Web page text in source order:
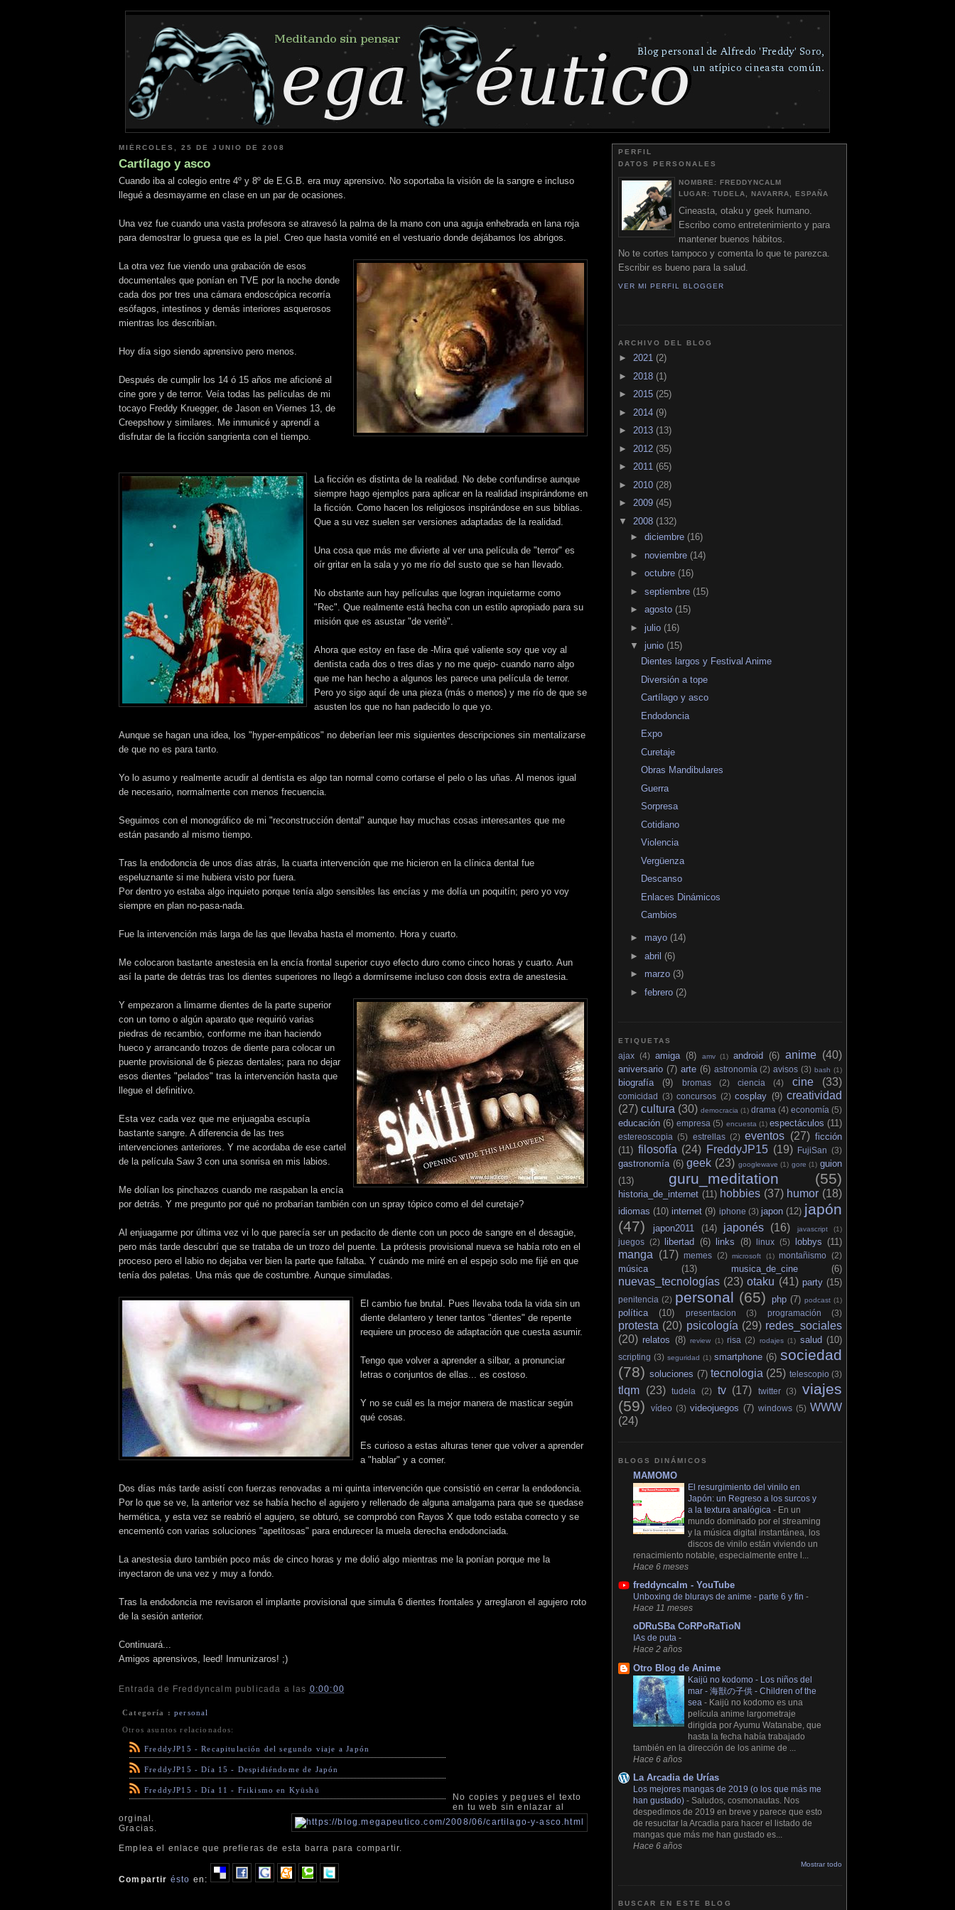
MIÉRCOLES, 25 DE JUNIO DE 2008
Cartílago y asco
Cuando iba al colegio entre 4º y 8º de E.G.B. era muy aprensivo. No soportaba la visión de la sangre e incluso
llegué a desmayarme en clase en un par de ocasiones.
Una vez fue cuando una vasta profesora se atravesó la palma de la mano con una aguja enhebrada en lana roja
para demostrar lo gruesa que es la piel. Creo que hasta vomité en el vestuario donde dejábamos los abrigos.
La otra vez fue viendo una grabación de esos
documentales que ponían en TVE por la noche donde
cada dos por tres una cámara endoscópica recorría
esófagos, intestinos y demás interiores asquerosos
mientras los describían.
Hoy día sigo siendo aprensivo pero menos.
Después de cumplir los 14 ó 15 años me aficioné al
cine gore y de terror. Veía todas las películas de mi
tocayo Freddy Kruegger, de Jason en Viernes 13, de
Creepshow y similares. Me inmunicé y aprendí a
disfrutar de la ficción sangrienta con el tiempo.
La ficción es distinta de la realidad. No debe confundirse aunque
siempre hago ejemplos para aplicar en la realidad inspirándome en
la ficción. Como hacen los religiosos inspirándose en sus biblias.
Que a su vez suelen ser versiones adaptadas de la realidad.
Una cosa que más me divierte al ver una película de "terror" es
oír gritar en la sala y yo me río del susto que se han llevado.
No obstante aun hay películas que logran inquietarme como
"Rec". Que realmente está hecha con un estilo apropiado para su
misión que es asustar "de veritè".
Ahora que estoy en fase de -Mira qué valiente soy que voy al
dentista cada dos o tres días y no me quejo- cuando narro algo
que me han hecho a algunos les parece una película de terror.
Pero yo sigo aquí de una pieza (más o menos) y me río de que se
asusten los que no han padecido lo que yo.
Aunque se hagan una idea, los "hyper-empáticos" no deberían leer mis siguientes descripciones sin mentalizarse
de que no es para tanto.
Yo lo asumo y realmente acudir al dentista es algo tan normal como cortarse el pelo o las uñas. Al menos igual
de necesario, normalmente con menos frecuencia.
Seguimos con el monográfico de mi "reconstrucción dental" aunque hay muchas cosas interesantes que me
están pasando al mismo tiempo.
Tras la endodoncia de unos días atrás, la cuarta intervención que me hicieron en la clínica dental fue
espeluznante si me hubiera visto por fuera.
Por dentro yo estaba algo inquieto porque tenía algo sensibles las encías y me dolía un poquitín; pero yo voy
siempre en plan no-pasa-nada.
Fue la intervención más larga de las que llevaba hasta el momento. Hora y cuarto.
Me colocaron bastante anestesia en la encía frontal superior cuyo efecto duro como cinco horas y cuarto. Aun
así la parte de detrás tras los dientes superiores no llegó a dormírseme incluso con dosis extra de anestesia.
Y empezaron a limarme dientes de la parte superior
con un torno o algún aparato que requirió varias
piedras de recambio, conforme me iban haciendo
hueco y arrancando trozos de diente para colocar un
puente provisional de 6 piezas dentales; para no dejar
esos dientes "pelados" tras la intervención hasta que
llegue el definitivo.
Esta vez cada vez que me enjuagaba escupía
bastante sangre. A diferencia de las tres
intervenciones anteriores. Y me acordaba de ese cartel
de la película Saw 3 con una sonrisa en mis labios.
Me dolían los pinchazos cuando me raspaban la encía
por detrás. Y me pregunto por qué no probarían también con un spray tópico como el del curetaje?
Al enjuagarme por última vez vi lo que parecía ser un pedacito de diente con un poco de sangre en el desagüe,
pero más tarde descubrí que se trataba de un trozo del puente. La prótesis provisional nueva se había roto en el
proceso pero el labio no dejaba ver bien la parte que faltaba. Y cuándo me miré en el espejo solo me fijé en que
tenía dos paletas. Una más que de costumbre. Aunque simuladas.
El cambio fue brutal. Pues llevaba toda la vida sin un
diente delantero y tener tantos "dientes" de repente
requiere un proceso de adaptación que cuesta asumir.
Tengo que volver a aprender a silbar, a pronunciar
letras o conjuntos de ellas... es costoso.
Y no se cuál es la mejor manera de masticar según
qué cosas.
Es curioso a estas alturas tener que volver a aprender
a "hablar" y a comer.
Dos días más tarde asistí con fuerzas renovadas a mi quinta intervención que consistió en cerrar la endodoncia.
Por lo que se ve, la anterior vez se había hecho el agujero y rellenado de alguna amalgama para que se quedase
hermética, y esta vez se reabrió el agujero, se obturó, se comprobó con Rayos X que todo estaba correcto y se
encementó con varias soluciones "apetitosas" para endurecer la muela derecha endodonciada.
La anestesia duro también poco más de cinco horas y me dolió algo mientras me la ponían porque me la
inyectaron de una vez y muy a fondo.
Tras la endodoncia me revisaron el implante provisional que simula 6 dientes frontales y arreglaron el agujero roto
de la sesión anterior.
Continuará...
Amigos aprensivos, leed! Inmunizaros! ;)
Entrada de Freddyncalm publicada a las 0:00:00
Categoría :personal
Otros asuntos relacionados:
FreddyJP15 - Recapitulación del segundo viaje a Japón
FreddyJP15 - Día 15 - Despidiéndome de Japón
FreddyJP15 - Día 11 - Frikismo en Kyūshū
No copies y pegues el texto
en tu web sin enlazar al
orginal.
Gracias.
Emplea el enlace que prefieras de esta barra para compartir.
Compartir ésto en:
PERFIL
DATOS PERSONALES
NOMBRE: FREDDYNCALM
LUGAR: TUDELA, NAVARRA, ESPAÑA
Cineasta, otaku y geek humano.
Escribo como entretenimiento y para
mantener buenos hábitos.
No te cortes tampoco y comenta lo que te parezca.
Escribir es bueno para la salud.
VER MI PERFIL BLOGGER
ARCHIVO DEL BLOG
► 2021 (2)
► 2018 (1)
► 2015 (25)
► 2014 (9)
► 2013 (13)
► 2012 (35)
► 2011 (65)
► 2010 (28)
► 2009 (45)
▼ 2008 (132)
► diciembre (16)
► noviembre (14)
► octubre (16)
► septiembre (15)
► agosto (15)
► julio (16)
▼ junio (15)
Dientes largos y Festival Anime
Diversión a tope
Cartílago y asco
Endodoncia
Expo
Curetaje
Obras Mandibulares
Guerra
Sorpresa
Cotidiano
Violencia
Vergüenza
Descanso
Enlaces Dinámicos
Cambios
► mayo (14)
► abril (6)
► marzo (3)
► febrero (2)
ETIQUETAS
ajax (4) amiga (8) amv (1) android (6) anime (40)
aniversario (7) arte (6) astronomía (2) avisos (3) bash (1)
biografía (9) bromas (2) ciencia (4) cine (33)
comicidad (3) concursos (2) cosplay (9) creatividad
(27) cultura (30) democracia (1) drama (4) economía (5)
educación (6) empresa (5) encuesta (1) espectáculos (11)
estereoscopia (5) estrellas (2) eventos (27) ficción
(11) filosofía (24) FreddyJP15 (19) FujiSan (3)
gastronomía (6) geek (23) googlewave (1) gore (1) guion
(13)
guru_meditation (55)
historia_de_internet (11) hobbies (37) humor (18)
idiomas (10) internet (9) iphone (3) japon (12) japón
(47)
japon2011 (14) japonés (16) javascript (1)
juegos (2) libertad (6) links (8) linux (5) lobbys (11)
manga (17) memes (2) microsoft (1) montañismo (2)
música (13) musica_de_cine (6)
nuevas_tecnologías (23) otaku (41) party (15)
penitencia (2) personal (65) php (7) podcast (1)
política (10) presentacion (3) programación (3)
protesta (20) psicología (29) redes_sociales
(20) relatos (8) review (1) risa (2) rodajes (1) salud (10)
scripting (3) seguridad (1) smartphone (6) sociedad
(78) soluciones (7) tecnologia (25) telescopio (3)
tlqm (23) tudela (2) tv (17) twitter (3)
viajes
(59)
vídeo (3) videojuegos (7) windows (5) WWW
(24)
BLOGS DINÁMICOS
MAMOMO
El resurgimiento del vinilo en
Japón: un Regreso a los surcos y
a la textura analógica - En un
mundo dominado por el streaming
y la música digital instantánea, los
discos de vinilo están viviendo un
renacimiento notable, especialmente entre l...
Hace 6 meses
freddyncalm - YouTube
Unboxing de blurays de anime - parte 6 y fin -
Hace 11 meses
oDRuSBa CoRPoRaTioN
IAs de puta -
Hace 2 años
Otro Blog de Anime
Kaijū no kodomo - Los niños del
mar - 海獣の子供 - Children of the
sea - Kaijū no kodomo es una
película anime largometraje
dirigida por Ayumu Watanabe, que
hasta la fecha había trabajado
también en la dirección de los anime de ...
Hace 6 años
La Arcadia de Urías
Los mejores mangas de 2019 (o los que más me
han gustado) - Saludos, cosmonautas. Nos
despedimos de 2019 en breve y parece que esto
de resucitar la Arcadia para hacer el listado de
mangas que más me han gustado es...
Hace 6 años
Mostrar todo
BUSCAR EN ESTE BLOG